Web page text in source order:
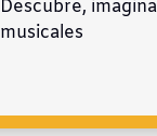
Descubre,
musicales